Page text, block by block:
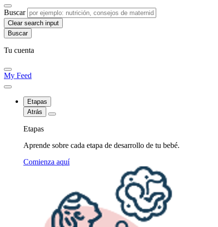
Buscar
Clear search input
Tu cuenta
My Feed
Etapas
Atrás
Etapas
Aprende sobre cada etapa de desarrollo de tu bebé.
Comienza aquí